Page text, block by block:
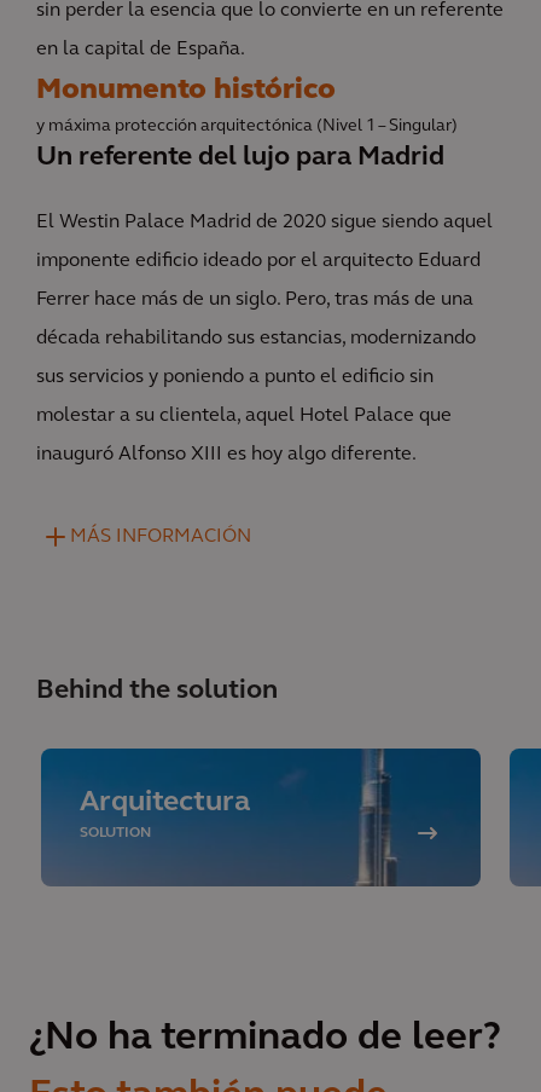
sin perder la esencia que lo convierte en un referente
en la capital de España.
Monumento histórico
y máxima protección arquitectónica (Nivel 1 – Singular)
Un referente del lujo para Madrid
El Westin Palace Madrid de 2020 sigue siendo aquel
imponente edificio ideado por el arquitecto Eduard
Ferrer hace más de un siglo. Pero, tras más de una
década rehabilitando sus estancias, modernizando
sus servicios y poniendo a punto el edificio sin
molestar a su clientela, aquel Hotel Palace que
inauguró Alfonso XIII es hoy algo diferente.
MÁS INFORMACIÓN
Behind the solution
Arquitectura
SOLUTION
¿No ha terminado de leer?